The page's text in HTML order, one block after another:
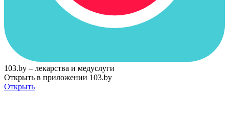
103.by – лекарства и медуслуги
Открыть в приложении 103.by
Открыть